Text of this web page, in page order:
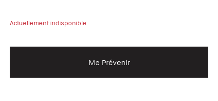
Actuellement indisponible
Me Prévenir